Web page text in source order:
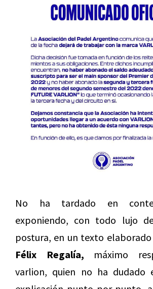
No ha tardado en
exponiendo, con todo lujo
postura, en un texto
Félix Regalía, máximo
varlion, quien no ha dudado